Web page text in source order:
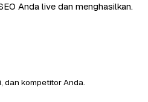
Anda live dan menghasilkan.
dan kompetitor Anda.